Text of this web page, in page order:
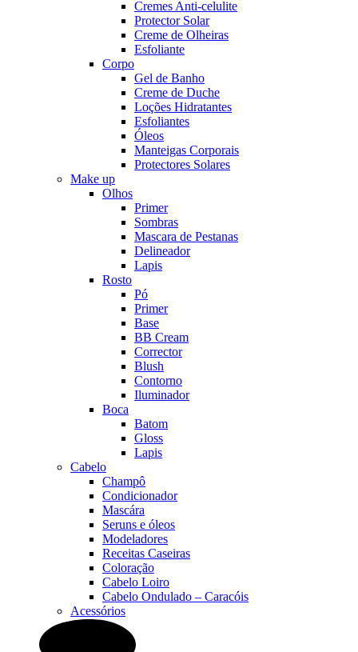
Cremes Anti-celulite
Protector Solar
Creme de Olheiras
Esfoliante
Corpo
Gel de Banho
Creme de Duche
Loções Hidratantes
Esfoliantes
Óleos
Manteigas Corporais
Protectores Solares
Make up
Olhos
Primer
Sombras
Mascara de Pestanas
Delineador
Lapis
Rosto
Pó
Primer
Base
BB Cream
Corrector
Blush
Contorno
Iluminador
Boca
Batom
Gloss
Lapis
Cabelo
Champô
Condicionador
Mascára
Seruns e óleos
Modeladores
Receitas Caseiras
Coloração
Cabelo Loiro
Cabelo Ondulado – Caracóis
Acessórios